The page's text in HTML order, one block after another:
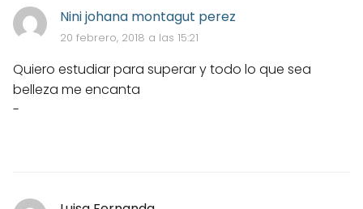
Nini johana montagut perez
20 febrero, 2018 a las 15:21
Quiero estudiar para superar y todo lo que sea
belleza me encanta
-